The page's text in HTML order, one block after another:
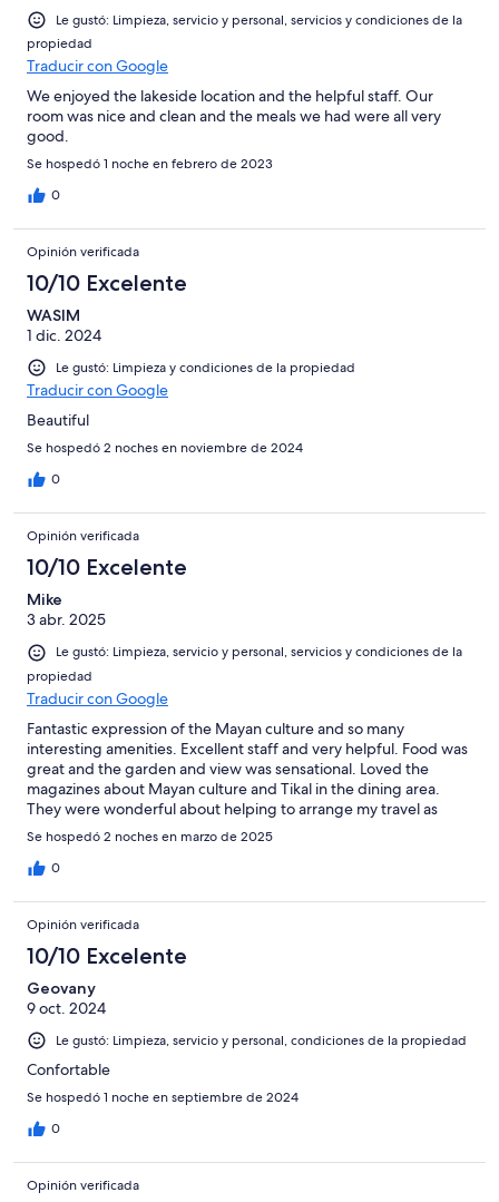
Le gustó: Limpieza, servicio y personal, servicios y condiciones de la
propiedad
Traducir con Google
We enjoyed the lakeside location and the helpful staff. Our
room was nice and clean and the meals we had were all very
good.
Se hospedó 1 noche en febrero de 2023
0
Opinión verificada
10/10 Excelente
WASIM
1 dic. 2024
Le gustó: Limpieza y condiciones de la propiedad
Traducir con Google
Beautiful
Se hospedó 2 noches en noviembre de 2024
0
Opinión verificada
10/10 Excelente
Mike
3 abr. 2025
Le gustó: Limpieza, servicio y personal, servicios y condiciones de la
propiedad
Traducir con Google
Fantastic expression of the Mayan culture and so many
interesting amenities. Excellent staff and very helpful. Food was
great and the garden and view was sensational. Loved the
magazines about Mayan culture and Tikal in the dining area.
They were wonderful about helping to arrange my travel as
well. Thank you!
Se hospedó 2 noches en marzo de 2025
0
Opinión verificada
10/10 Excelente
Geovany
9 oct. 2024
Le gustó: Limpieza, servicio y personal, condiciones de la propiedad
Confortable
Se hospedó 1 noche en septiembre de 2024
0
Opinión verificada